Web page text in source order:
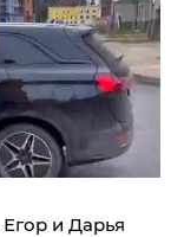
Егор и Дарья